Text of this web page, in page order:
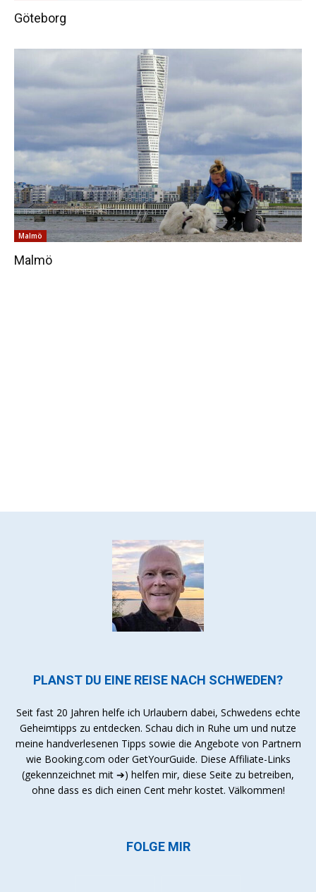
Göteborg
Malmö
Malmö
PLANST DU EINE REISE NACH SCHWEDEN?
Seit fast 20 Jahren helfe ich Urlaubern dabei, Schwedens echte
Geheimtipps zu entdecken. Schau dich in Ruhe um und nutze
meine handverlesenen Tipps sowie die Angebote von Partnern
wie Booking.com oder GetYourGuide. Diese Affiliate-Links
(gekennzeichnet mit ➔) helfen mir, diese Seite zu betreiben,
ohne dass es dich einen Cent mehr kostet. Välkommen!
FOLGE MIR